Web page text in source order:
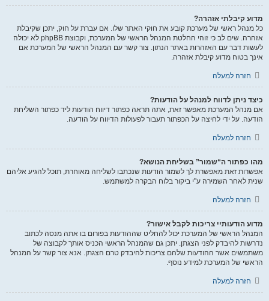
מדוע קיבלתי אזהרה?
כל מנהל ראשי של מערכת קובע את חוקי האתר שלו. אם עברת על חוק, יתכן שקיבלת
אזהרה. שים לב כי זוהי החלטת המנהל הראשי של המערכת, וקבוצת phpBB לא יכולה
לעשות דבר עם האזהרות באתר הנתון. צור קשר עם המנהל הראשי של המערכת אם
אינך בטוח מדוע קיבלת אזהרה.
חזרה למעלה
כיצד ניתן לדווח למנהל על הודעות?
אם מנהל המערכת מאפשר זאת, אתה תראה כפתור דיווח הודעות ליד כפתור השליחת
הודעה. על ידי לחיצה על הכפתור תעבור לפעולות הדיווח על הודעה.
חזרה למעלה
מהו כפתור ה“שמור” בשליחת הנושא?
אפשרות זאת מאפשרת לך לשמור הודעות שנכתבו לשליחה מאוחרת, תוכל להגיע אליהם
שנית לאחר השמירה ע"י ביקור בלוח הבקרה למשתמש.
חזרה למעלה
מדוע הודעותיי צריכות לקבל אישור?
המנהל הראשי של המערכת יכול להחליט שההודעות בפורום בו אתה מנסה לכתוב
נדרשות להיבדק לפני הצגתן. יתכן גם שהמנהל הראשי הכניס אותך לקבוצה של
משתמשים אשר ההודעות שלהם צריכות להיבדק טרם הצגתן. אנא צור קשר על המנהל
הראשי של המערכת למידע נוסף.
חזרה למעלה